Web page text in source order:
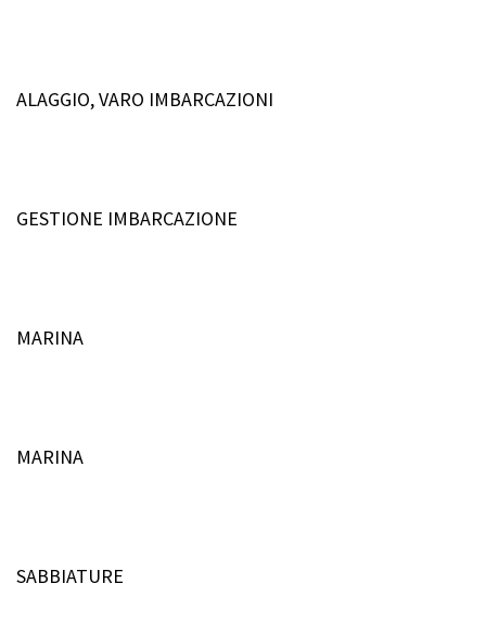
ALAGGIO, VARO IMBARCAZIONI
GESTIONE IMBARCAZIONE
MARINA
MARINA
SABBIATURE